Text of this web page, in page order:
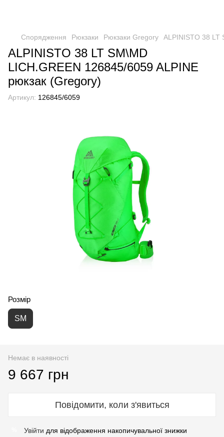
Спорядження Рюкзаки Рюкзаки Gregory ALPINISTO 38 LT
ALPINISTO 38 LT SM\MD
LICH.GREEN 126845/6059 ALPINE
рюкзак (Gregory)
Артикул: 126845/6059
Розмір
SM
Немає в наявності
9 667 грн
Повідомити, коли з'явиться
Увійти для відображення накопичувальної знижки